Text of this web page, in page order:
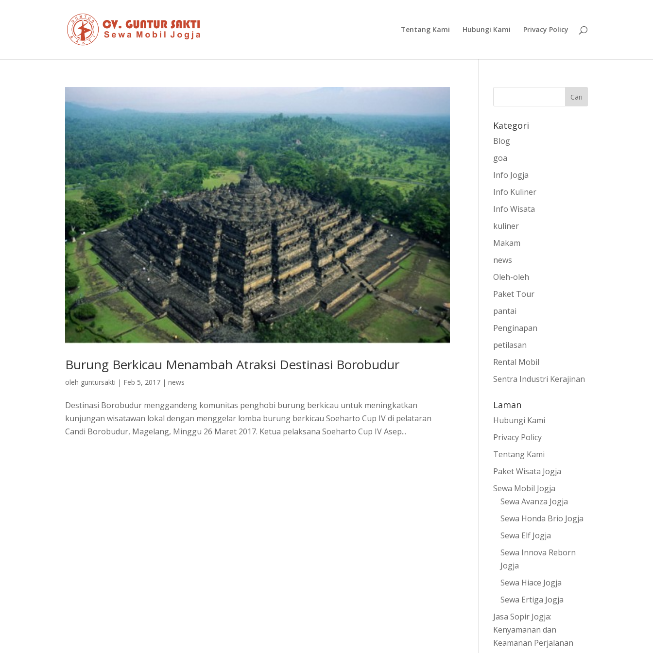
Tentang Kami Hubungi Kami Privacy Policy
Burung Berkicau Menambah Atraksi Destinasi Borobudur
oleh guntursakti | Feb 5, 2017 |news
Destinasi Borobudur menggandeng komunitas penghobi burung berkicau untuk meningkatkan
kunjungan wisatawan lokal dengan menggelar lomba burung berkicau Soeharto Cup IV di pelataran
Candi Borobudur, Magelang, Minggu 26 Maret 2017. Ketua pelaksana Soeharto Cup IV Asep...
Kategori
Blog
goa
Info Jogja
Info Kuliner
Info Wisata
kuliner
Makam
news
Oleh-oleh
Paket Tour
pantai
Penginapan
petilasan
Rental Mobil
Sentra Industri Kerajinan
Laman
Hubungi Kami
Privacy Policy
Tentang Kami
Paket Wisata Jogja
Sewa Mobil Jogja
Sewa Avanza Jogja
Sewa Honda Brio Jogja
Sewa Elf Jogja
Sewa Innova Reborn
Jogja
Sewa Hiace Jogja
Sewa Ertiga Jogja
Jasa Sopir Jogja:
Kenyamanan dan
Keamanan Perjalanan